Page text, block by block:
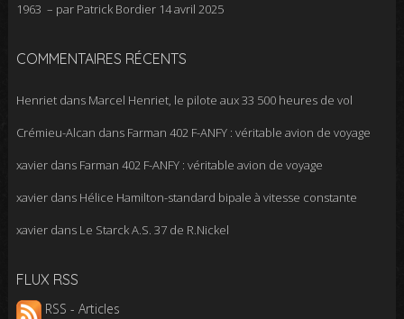
1963 – par Patrick Bordier 14 avril 2025
COMMENTAIRES RÉCENTS
Henrietdans Marcel Henriet, le pilote aux 33 500 heures de vol
Crémieu-Alcan dans Farman 402 F-ANFY : véritable avion de voyage
xavierdans Farman 402 F-ANFY : véritable avion de voyage
xavierdans Hélice Hamilton-standard bipale à vitesse constante
xavierdans Le Starck A.S. 37 de R.Nickel
FLUX RSS
RSS - Articles